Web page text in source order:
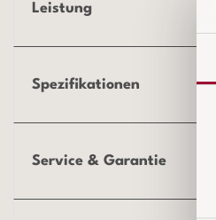
Leistung
Spezifikationen
Service & Garantie